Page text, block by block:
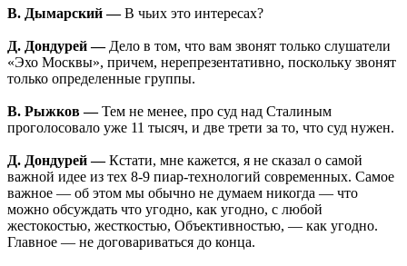
В. Дымарский —В чьих это интересах?
Д. Дондурей —Дело в том, что вам звонят только слушатели
«Эхо Москвы», причем, нерепрезентативно, поскольку звонят
только определенные группы.
В. Рыжков —Тем не менее, про суд над Сталиным
проголосовало уже 11 тысяч, и две трети за то, что суд нужен.
Д. Дондурей —Кстати, мне кажется, я не сказал о самой
важной идее из тех 8-9 пиар-технологий современных. Самое
важное — об этом мы обычно не думаем никогда — что
можно обсуждать что угодно, как угодно, с любой
жестокостью, жесткостью, Объективностью, — как угодно.
Главное — не договариваться до конца.